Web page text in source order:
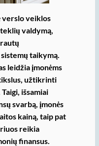
verslo veiklos
valdymą,
taikymą.
leidžia įmonėms
užtikrinti
išsamiai
svarbą, įmonės
kainą, taip pat
reikia
finansus.